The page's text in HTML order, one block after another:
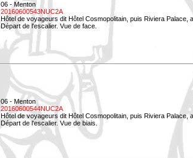
06 - Menton
20160600543NUC2A
Hôtel de voyageurs dit Hôtel Cosmopolitain, puis Riviera Palace,
Départ de l'escalier. Vue de face.
06 - Menton
20160600544NUC2A
Hôtel de voyageurs dit Hôtel Cosmopolitain, puis Riviera Palace,
Départ de l'escalier. Vue de biais.